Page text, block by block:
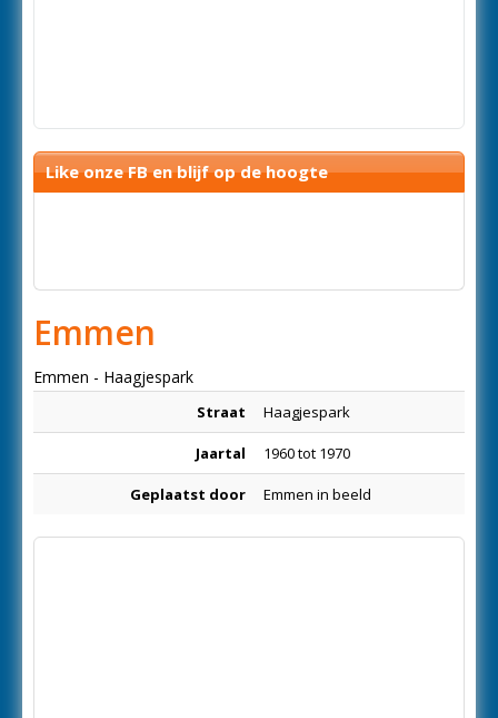
Like onze FB en blijf op de hoogte
Emmen
Emmen - Haagjespark
Straat Haagjespark
Jaartal 1960 tot 1970
Geplaatst door Emmen in beeld